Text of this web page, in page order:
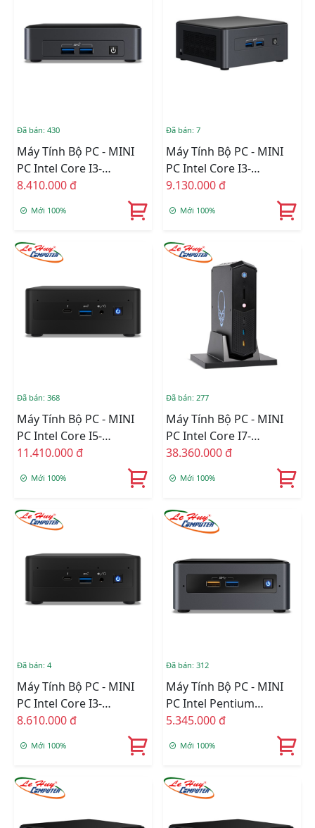
Đã bán: 430
Máy Tính Bộ PC - MINI
PC Intel Core I3-
1115G4/Intel UHD
Graphics/Ram Option/Ổ
Cứng Option/Dos
8.410.000 đ
Mới 100%
Đã bán: 7
Máy Tính Bộ PC - MINI
PC Intel Core I3-
1115G4/Intel UHD
Graphics/Ram Option/Ổ
Cứng Option/Dos
9.130.000 đ
Mới 100%
Đã bán: 368
Máy Tính Bộ PC - MINI
PC Intel Core I5-
1135G7/Intel Iris Xe
Graphics/Ram Option/Ổ
Cứng Option/Dos
11.410.000 đ
Mới 100%
Đã bán: 277
Máy Tính Bộ PC - MINI
PC Intel Core I7-
12700H/Intel Arc A770M
Graphics/Ram Option/Ổ
Cứng Option/Dos
38.360.000 đ
Mới 100%
Đã bán: 4
Máy Tính Bộ PC - MINI
PC Intel Core I3-
1115G4/Intel UHD
Graphics/Ram Option/Ổ
Cứng Option/Dos
8.610.000 đ
Mới 100%
Đã bán: 312
Máy Tính Bộ PC - MINI
PC Intel Pentium
J5040/Intel UHD 605/Wifi
Option/Ổ Cứng Option
5.345.000 đ
Mới 100%